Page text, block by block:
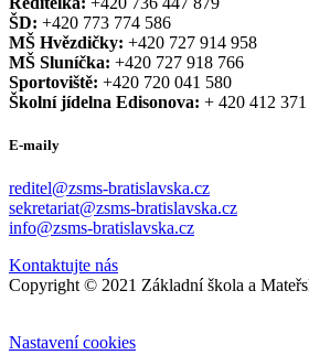
ŠD: +420 773 774 586
MŠ Hvězdičky: +420 727 914 958
MŠ Sluníčka: +420 727 918 766
Sportoviště: +420 720 041 580
Školní jídelna Edisonova: + 420 412
E-maily
reditel@zsms-bratislavska.cz
sekretariat@zsms-bratislavska.cz
info@zsms-bratislavska.cz
Kontaktujte nás
Copyright © 2021 Základní škola a
Nastavení cookies